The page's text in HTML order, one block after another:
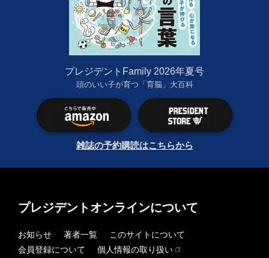
プレジデントFamily 2026年夏号
頭のいい子が育つ「育脳」大百科
雑誌の予約購読はこちらから
プレジデントオンラインについて
お知らせ 著者一覧
このサイトについて
会員登録について
個人情報の取り扱い